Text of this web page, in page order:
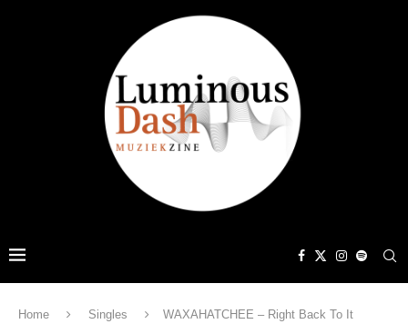
Home Singles
WAXAHATCHEE – Right Back To It